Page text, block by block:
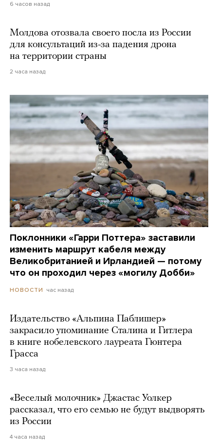
6 часов назад
Молдова отозвала своего посла из России
для консультаций из-за падения дрона
на территории страны
2 часа назад
Поклонники «Гарри Поттера» заставили
изменить маршрут кабеля между
Великобританией и Ирландией — потому
что он проходил через «могилу Добби»
НОВОСТИ час назад
Издательство «Альпина Паблишер»
закрасило упоминание Сталина и Гитлера
в книге нобелевского лауреата Гюнтера
Грасса
3 часа назад
«Веселый молочник» Джастас Уолкер
рассказал, что его семью не будут выдворять
из России
4 часа назад